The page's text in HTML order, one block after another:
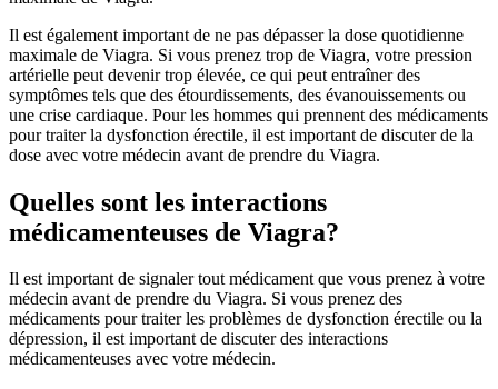
Il est également important de ne pas dépasser la dose quotidienne
maximale de Viagra. Si vous prenez trop de Viagra, votre pression
artérielle peut devenir trop élevée, ce qui peut entraîner des
symptômes tels que des étourdissements, des évanouissements ou
une crise cardiaque. Pour les hommes qui prennent des médicaments
pour traiter la dysfonction érectile, il est important de discuter de la
dose avec votre médecin avant de prendre du Viagra.
Quelles sont les interactions
médicamenteuses de Viagra?
Il est important de signaler tout médicament que vous prenez à votre
médecin avant de prendre du Viagra. Si vous prenez des
médicaments pour traiter les problèmes de dysfonction érectile ou la
dépression, il est important de discuter des interactions
médicamenteuses avec votre médecin.